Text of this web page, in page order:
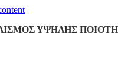
ΥΨΗΛΗΣ